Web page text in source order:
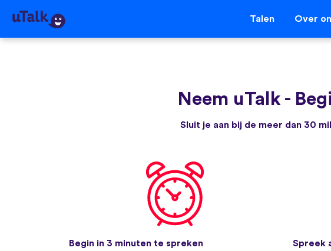
Talen Over
Neem uTalk -
Sluit je aan bij de meer dan 30
Begin in 3 minuten te spreken
Spreek